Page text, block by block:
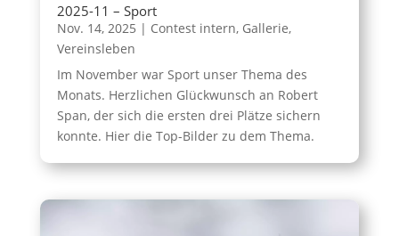
2025-11 – Sport
Nov. 14, 2025 | Contest intern, Gallerie,
Vereinsleben
Im November war Sport unser Thema des
Monats. Herzlichen Glückwunsch an Robert
Span, der sich die ersten drei Plätze sichern
konnte. Hier die Top-Bilder zu dem Thema.